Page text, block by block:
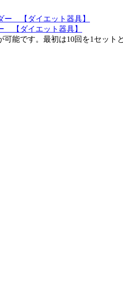
【ダイエット器具】
可能です。最初は10回を1セット